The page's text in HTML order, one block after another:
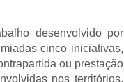
desenvolvido por
cinco iniciativas,
ou prestação
nos territórios.